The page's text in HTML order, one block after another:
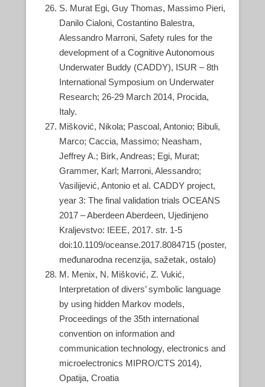
S. Murat Egi, Guy Thomas, Massimo Pieri,
Danilo Cialoni, Costantino Balestra,
Alessandro Marroni, Safety rules for the
development of a Cognitive Autonomous
Underwater Buddy (CADDY), ISUR – 8th
International Symposium on Underwater
Research; 26-29 March 2014, Procida,
Italy.
Mišković, Nikola; Pascoal, Antonio; Bibuli,
Marco; Caccia, Massimo; Neasham,
Jeffrey A.; Birk, Andreas; Egi, Murat;
Grammer, Karl; Marroni, Alessandro;
Vasilijević, Antonio et al. CADDY project,
year 3: The final validation trials OCEANS
2017 – Aberdeen Aberdeen, Ujedinjeno
Kraljevstvo: IEEE, 2017. str. 1-5
doi:10.1109/oceanse.2017.8084715 (poster,
međunarodna recenzija, sažetak, ostalo)
M. Menix, N. Mišković, Z. Vukić,
Interpretation of divers’ symbolic language
by using hidden Markov models,
Proceedings of the 35th international
convention on information and
communication technology, electronics and
microelectronics MIPRO/CTS 2014),
Opatija, Croatia